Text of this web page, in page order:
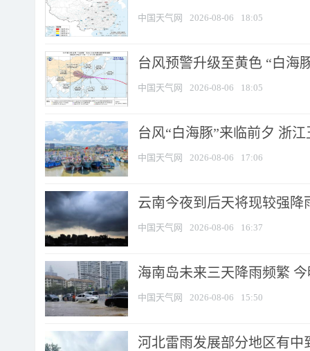
中国天气网 2026-08-06 18:05
台风预警升级至黄色 “白海
中国天气网 2026-08-06 18:05
台风“白海豚”来临前夕 浙
中国天气网 2026-08-06 17:06
云南今夜到后天将现较强降
中国天气网 2026-08-06 16:37
海南岛未来三天降雨频繁
中国天气网 2026-08-06 15:50
河北雷雨发展部分地区有中